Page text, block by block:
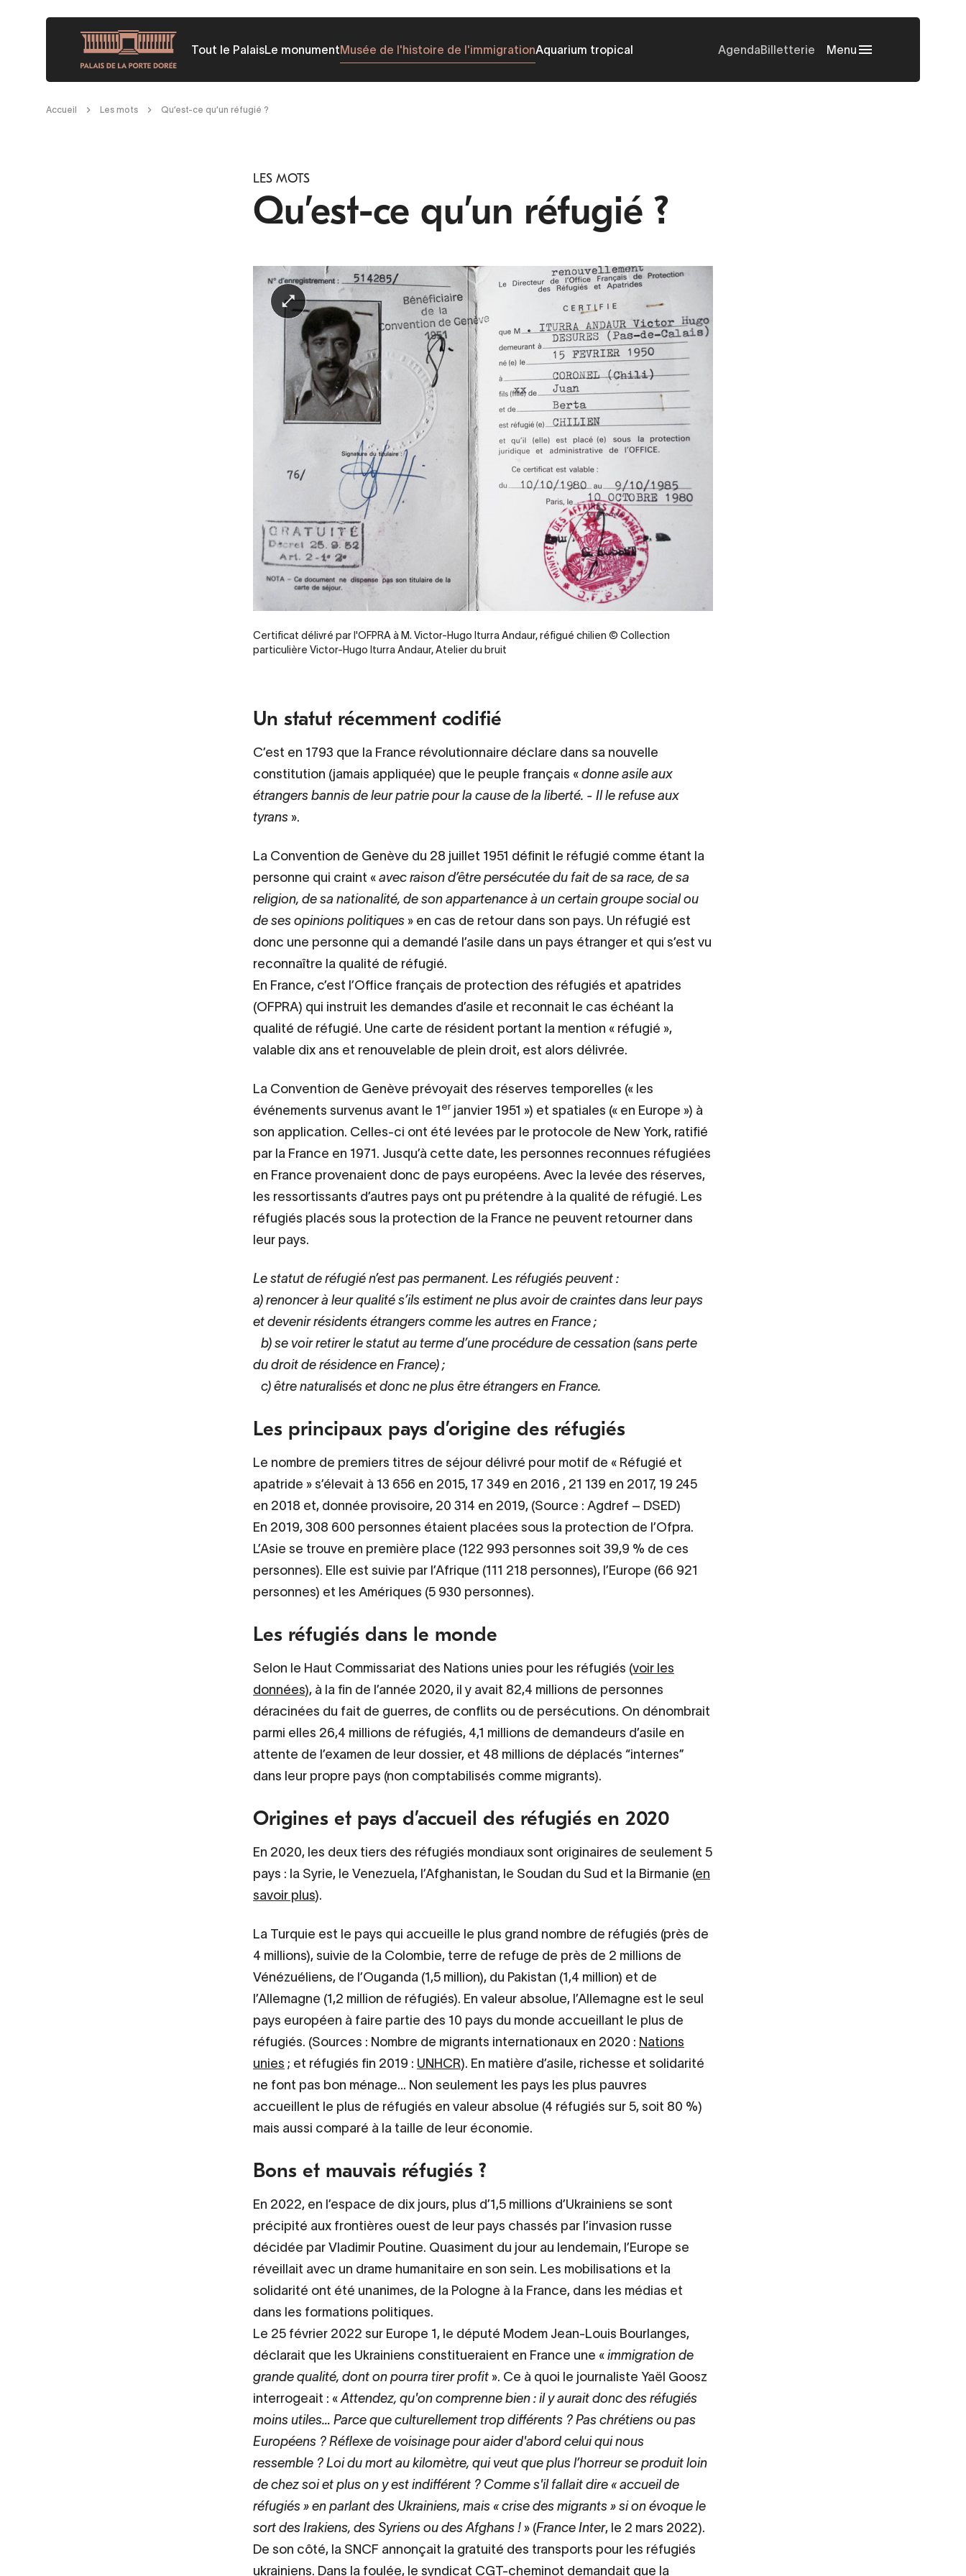
principal
Tout le PalaisLe monumentMusée de l'histoire de l'immigrationAquarium tropical AgendaBilletterie Menu
Fil
Accueil Les mots Qu’est-ce qu’un réfugié ?
LES MOTS
Qu’est-ce qu’un réfugié ?
Legende
Certificat délivré par l'OFPRA à M. Victor-Hugo Iturra Andaur, réfigué chilien © Collection
particulière Victor-Hugo Iturra Andaur, Atelier du bruit
Un statut récemment codifié
C’est en 1793 que la France révolutionnaire déclare dans sa nouvelle
constitution (jamais appliquée) que le peuple français « donne asile aux
étrangers bannis de leur patrie pour la cause de la liberté. - Il le refuse aux
tyrans ».
La Convention de Genève du 28 juillet 1951 définit le réfugié comme étant la
personne qui craint « avec raison d’être persécutée du fait de sa race, de sa
religion, de sa nationalité, de son appartenance à un certain groupe social ou
de ses opinions politiques » en cas de retour dans son pays. Un réfugié est
donc une personne qui a demandé l’asile dans un pays étranger et qui s’est vu
reconnaître la qualité de réfugié.
En France, c’est l’Office français de protection des réfugiés et apatrides
(OFPRA) qui instruit les demandes d’asile et reconnait le cas échéant la
qualité de réfugié. Une carte de résident portant la mention « réfugié »,
valable dix ans et renouvelable de plein droit, est alors délivrée.
La Convention de Genève prévoyait des réserves temporelles (« les
événements survenus avant le 1 erjanvier 1951 ») et spatiales (« en Europe ») à
son application. Celles-ci ont été levées par le protocole de New York, ratifié
par la France en 1971. Jusqu’à cette date, les personnes reconnues réfugiées
en France provenaient donc de pays européens. Avec la levée des réserves,
les ressortissants d’autres pays ont pu prétendre à la qualité de réfugié. Les
réfugiés placés sous la protection de la France ne peuvent retourner dans
leur pays.
Le statut de réfugié n’est pas permanent. Les réfugiés peuvent :
a) renoncer à leur qualité s’ils estiment ne plus avoir de craintes dans leur pays
et devenir résidents étrangers comme les autres en France ;
b) se voir retirer le statut au terme d’une procédure de cessation (sans perte
du droit de résidence en France) ;
c) être naturalisés et donc ne plus être étrangers en France.
Les principaux pays d’origine des réfugiés
Le nombre de premiers titres de séjour délivré pour motif de « Réfugié et
apatride » s’élevait à 13 656 en 2015, 17 349 en 2016 , 21 139 en 2017, 19 245
en 2018 et, donnée provisoire, 20 314 en 2019, (Source : Agdref – DSED)
En 2019, 308 600 personnes étaient placées sous la protection de l’Ofpra.
L’Asie se trouve en première place (122 993 personnes soit 39,9 % de ces
personnes). Elle est suivie par l’Afrique (111 218 personnes), l’Europe (66 921
personnes) et les Amériques (5 930 personnes).
Les réfugiés dans le monde
Selon le Haut Commissariat des Nations unies pour les réfugiés (voir les
données), à la fin de l’année 2020, il y avait 82,4 millions de personnes
déracinées du fait de guerres, de conflits ou de persécutions. On dénombrait
parmi elles 26,4 millions de réfugiés, 4,1 millions de demandeurs d’asile en
attente de l’examen de leur dossier, et 48 millions de déplacés “internes”
dans leur propre pays (non comptabilisés comme migrants).
Origines et pays d’accueil des réfugiés en 2020
En 2020, les deux tiers des réfugiés mondiaux sont originaires de seulement 5
pays : la Syrie, le Venezuela, l’Afghanistan, le Soudan du Sud et la Birmanie (en
savoir plus).
La Turquie est le pays qui accueille le plus grand nombre de réfugiés (près de
4 millions), suivie de la Colombie, terre de refuge de près de 2 millions de
Vénézuéliens, de l’Ouganda (1,5 million), du Pakistan (1,4 million) et de
l’Allemagne (1,2 million de réfugiés). En valeur absolue, l’Allemagne est le seul
pays européen à faire partie des 10 pays du monde accueillant le plus de
réfugiés. (Sources : Nombre de migrants internationaux en 2020 : Nations
unies ; et réfugiés fin 2019 : UNHCR). En matière d’asile, richesse et solidarité
ne font pas bon ménage... Non seulement les pays les plus pauvres
accueillent le plus de réfugiés en valeur absolue (4 réfugiés sur 5, soit 80 %)
mais aussi comparé à la taille de leur économie.
Bons et mauvais réfugiés ?
En 2022, en l’espace de dix jours, plus d’1,5 millions d’Ukrainiens se sont
précipité aux frontières ouest de leur pays chassés par l’invasion russe
décidée par Vladimir Poutine. Quasiment du jour au lendemain, l’Europe se
réveillait avec un drame humanitaire en son sein. Les mobilisations et la
solidarité ont été unanimes, de la Pologne à la France, dans les médias et
dans les formations politiques.
Le 25 février 2022 sur Europe 1, le député Modem Jean-Louis Bourlanges,
déclarait que les Ukrainiens constitueraient en France une « immigration de
grande qualité, dont on pourra tirer profit ». Ce à quoi le journaliste Yaël Goosz
interrogeait : « Attendez, qu'on comprenne bien : il y aurait donc des réfugiés
moins utiles… Parce que culturellement trop différents ? Pas chrétiens ou pas
Européens ? Réflexe de voisinage pour aider d'abord celui qui nous
ressemble ? Loi du mort au kilomètre, qui veut que plus l’horreur se produit loin
de chez soi et plus on y est indifférent ? Comme s'il fallait dire « accueil de
réfugiés » en parlant des Ukrainiens, mais « crise des migrants » si on évoque le
sort des Irakiens, des Syriens ou des Afghans ! » (France Inter, le 2 mars 2022).
De son côté, la SNCF annonçait la gratuité des transports pour les réfugiés
ukrainiens. Dans la foulée, le syndicat CGT-cheminot demandait que la